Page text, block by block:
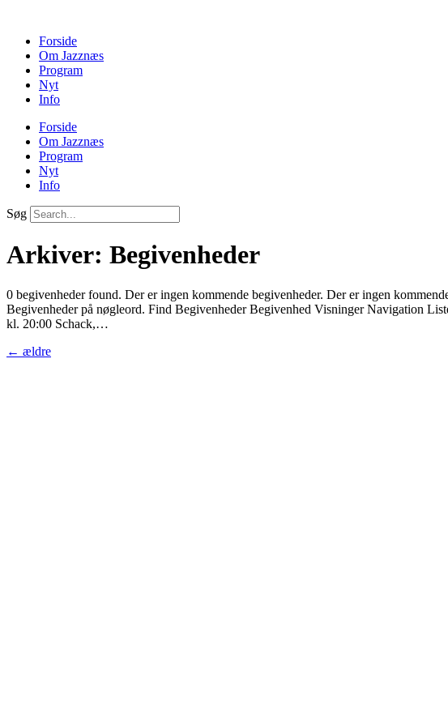
Forside
Om Jazznæs
Program
Nyt
Info
Forside
Om Jazznæs
Program
Nyt
Info
Søg
Arkiver: Begivenheder
0 begivenheder found. Der er ingen kommende begivenheder. Der er ingen
Begivenheder på nøgleord. Find Begivenheder Begivenhed Visninger Navigation
kl. 20:00 Schack,…
← ældre